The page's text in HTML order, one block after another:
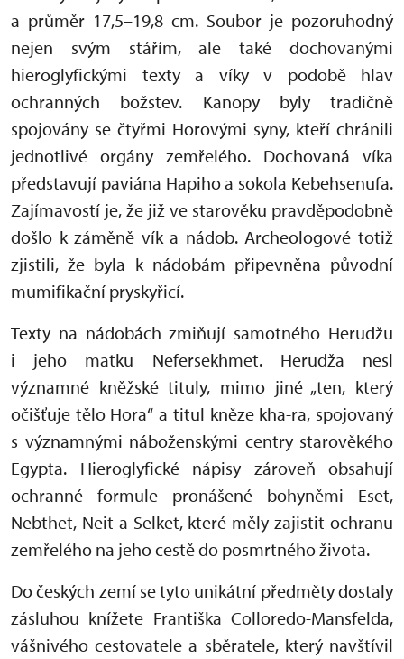
a průměr 17,5–19,8 cm. Soubor je pozoruhodný
nejen svým stářím, ale také dochovanými
hieroglyfickými texty a víky v podobě hlav
ochranných božstev. Kanopy byly tradičně
spojovány se čtyřmi Horovými syny, kteří chránili
jednotlivé orgány zemřelého. Dochovaná víka
představují paviána Hapiho a sokola Kebehsenufa.
Zajímavostí je, že již ve starověku pravděpodobně
došlo k záměně vík a nádob. Archeologové totiž
zjistili, že byla k nádobám připevněna původní
mumifikační pryskyřicí.
Texty na nádobách zmiňují samotného Herudžu
i jeho matku Nefersekhmet. Herudža nesl
významné kněžské tituly, mimo jiné „ten, který
očišťuje tělo Hora“ a titul kněze kha-ra, spojovaný
s významnými náboženskými centry starověkého
Egypta. Hieroglyfické nápisy zároveň obsahují
ochranné formule pronášené bohyněmi Eset,
Nebthet, Neit a Selket, které měly zajistit ochranu
zemřelého na jeho cestě do posmrtného života.
Do českých zemí se tyto unikátní předměty dostaly
zásluhou knížete Františka Colloredo-Mansfelda,
vášnivého cestovatele a sběratele, který navštívil